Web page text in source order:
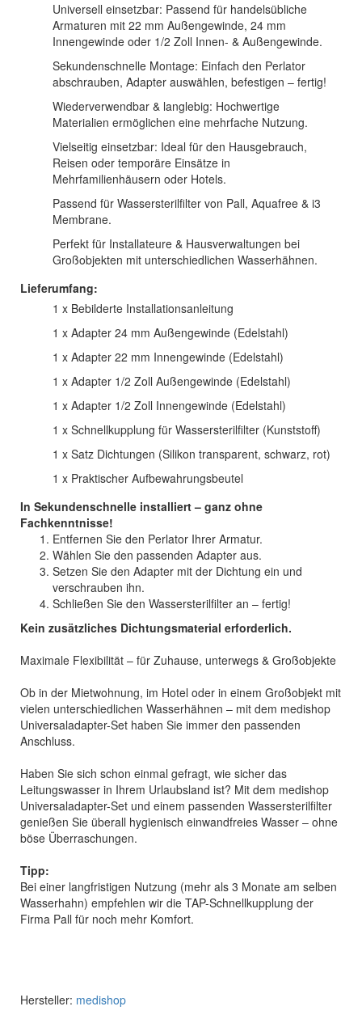
Universell einsetzbar: Passend für handelsübliche
Armaturen mit 22 mm Außengewinde, 24 mm
Innengewinde oder 1/2 Zoll Innen- & Außengewinde.
Sekundenschnelle Montage: Einfach den Perlator
abschrauben, Adapter auswählen, befestigen – fertig!
Wiederverwendbar & langlebig: Hochwertige
Materialien ermöglichen eine mehrfache Nutzung.
Vielseitig einsetzbar: Ideal für den Hausgebrauch,
Reisen oder temporäre Einsätze in
Mehrfamilienhäusern oder Hotels.
Passend für Wassersterilfilter von Pall, Aquafree & i3
Membrane.
Perfekt für Installateure & Hausverwaltungen bei
Großobjekten mit unterschiedlichen Wasserhähnen.
Lieferumfang:
1 x Bebilderte Installationsanleitung
1 x Adapter 24 mm Außengewinde (Edelstahl)
1 x Adapter 22 mm Innengewinde (Edelstahl)
1 x Adapter 1/2 Zoll Außengewinde (Edelstahl)
1 x Adapter 1/2 Zoll Innengewinde (Edelstahl)
1 x Schnellkupplung für Wassersterilfilter (Kunststoff)
1 x Satz Dichtungen (Silikon transparent, schwarz, rot)
1 x Praktischer Aufbewahrungsbeutel
In Sekundenschnelle installiert – ganz ohne
Fachkenntnisse!
Entfernen Sie den Perlator Ihrer Armatur.
Wählen Sie den passenden Adapter aus.
Setzen Sie den Adapter mit der Dichtung ein und
verschrauben ihn.
Schließen Sie den Wassersterilfilter an – fertig!
Kein zusätzliches Dichtungsmaterial erforderlich.
Maximale Flexibilität – für Zuhause, unterwegs & Großobjekte
Ob in der Mietwohnung, im Hotel oder in einem Großobjekt mit
vielen unterschiedlichen Wasserhähnen – mit dem medishop
Universaladapter-Set haben Sie immer den passenden
Anschluss.
Haben Sie sich schon einmal gefragt, wie sicher das
Leitungswasser in Ihrem Urlaubsland ist? Mit dem medishop
Universaladapter-Set und einem passenden Wassersterilfilter
genießen Sie überall hygienisch einwandfreies Wasser – ohne
böse Überraschungen.
Tipp:
Bei einer langfristigen Nutzung (mehr als 3 Monate am selben
Wasserhahn) empfehlen wir die TAP-Schnellkupplung der
Firma Pall für noch mehr Komfort.
Hersteller: medishop